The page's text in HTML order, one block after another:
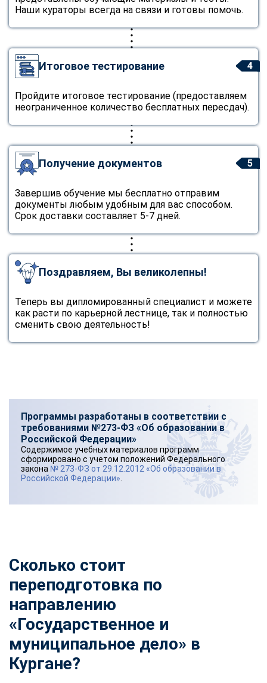
Наши кураторы всегда на связи и готовы помочь.
4
Итоговое тестирование
Пройдите итоговое тестирование (предоставляем
неограниченное количество бесплатных пересдач).
5
Получение документов
Завершив обучение мы бесплатно отправим
документы любым удобным для вас способом.
Срок доставки составляет 5-7 дней.
Поздравляем, Вы великолепны!
Теперь вы дипломированный специалист и можете
как расти по карьерной лестнице, так и полностью
сменить свою деятельность!
Программы разработаны в соответствии с
требованиями №273-ФЗ «Об образовании в
Российской Федерации»
Содержимое учебных материалов программ
сформировано с учетом положений Федерального
закона № 273-ФЗ от 29.12.2012 «Об образовании в
Российской Федерации»
Сколько стоит
переподготовка по
направлению
«Государственное и
муниципальное дело» в
Кургане?